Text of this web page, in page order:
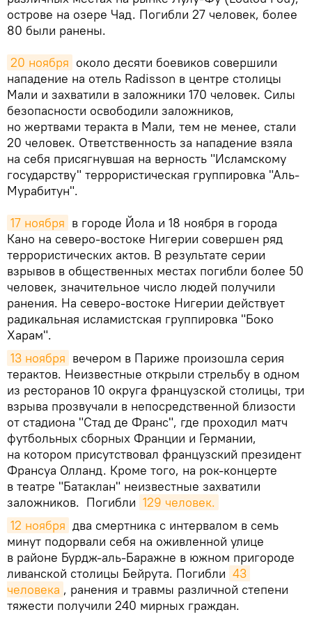
острове на озере Чад. Погибли 27 человек, более
80 были ранены.
20 ноября около десяти боевиков совершили
нападение на отель Radisson в центре столицы
Мали и захватили в заложники 170 человек. Силы
безопасности освободили заложников,
но жертвами теракта в Мали, тем не менее, стали
20 человек. Ответственность за нападение взяла
на себя присягнувшая на верность "Исламскому
государству" террористическая группировка "Аль-
Мурабитун".
17 ноября в городе Йола и 18 ноября в города
Кано на северо-востоке Нигерии совершен ряд
террористических актов. В результате серии
взрывов в общественных местах погибли более 50
человек, значительное число людей получили
ранения. На северо-востоке Нигерии действует
радикальная исламистская группировка "Боко
Харам".
13 ноября вечером в Париже произошла серия
терактов. Неизвестные открыли стрельбу в одном
из ресторанов 10 округа французской столицы, три
взрыва прозвучали в непосредственной близости
от стадиона "Стад де Франс", где проходил матч
футбольных сборных Франции и Германии,
на котором присутствовал французский президент
Франсуа Олланд. Кроме того, на рок-концерте
в театре "Батаклан" неизвестные захватили
заложников. Погибли 129 человек.
12 ноября два смертника с интервалом в семь
минут подорвали себя на оживленной улице
в районе Бурдж-аль-Баражне в южном пригороде
ливанской столицы Бейрута. Погибли 43
человека , ранения и травмы различной степени
тяжести получили 240 мирных граждан.